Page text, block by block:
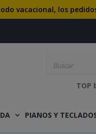
vacacional, los
TOP
PIANOS Y